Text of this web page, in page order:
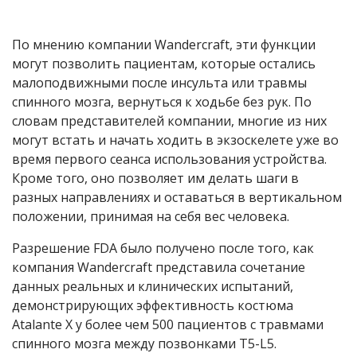
По мнению компании Wandercraft, эти функции
могут позволить пациентам, которые остались
малоподвижными после инсульта или травмы
спинного мозга, вернуться к ходьбе без рук. По
словам представителей компании, многие из них
могут встать и начать ходить в экзоскелете уже во
время первого сеанса использования устройства.
Кроме того, оно позволяет им делать шаги в
разных направлениях и оставаться в вертикальном
положении, принимая на себя вес человека.
Разрешение FDA было получено после того, как
компания Wandercraft представила сочетание
данных реальных и клинических испытаний,
демонстрирующих эффективность костюма
Atalante X у более чем 500 пациентов с травмами
спинного мозга между позвонками T5-L5.